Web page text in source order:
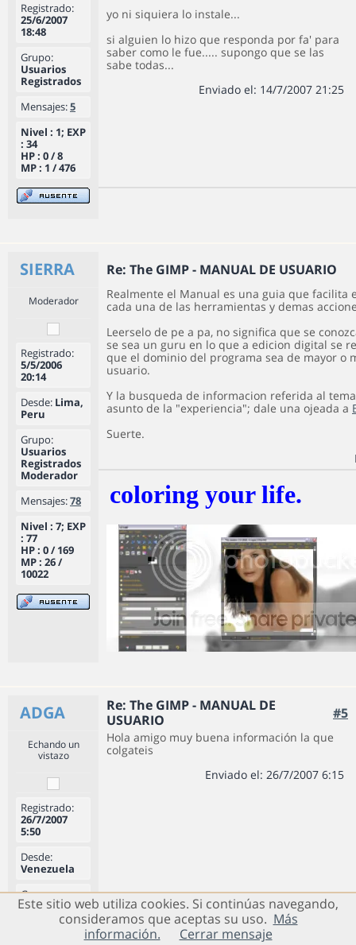
Registrado:
25/6/2007
18:48
Grupo:
Usuarios
Registrados
Mensajes:5
Nivel : 1; EXP
: 34
HP : 0 / 8
MP : 1 / 476
yo ni siquiera lo instale...
si alguien lo hizo que responda por fa' para
saber como le fue..... supongo que se las
sabe todas...
Enviado el: 14/7/2007 21:25
SIERRA Re: The GIMP - MANUAL DE USUARIO
Moderador
Registrado:
5/5/2006
20:14
Desde: Lima,
Peru
Grupo:
Usuarios
Registrados
Moderador
Mensajes:78
Nivel : 7; EXP
: 77
HP : 0 / 169
MP : 26 /
10022
Realmente el Manual es una guia que facilita
cada una de las herramientas y demas
Leerselo de pe a pa, no significa que se
se sea un guru en lo que a edicion digital se
que el dominio del programa sea de mayor o
usuario.
Y la busqueda de informacion referida al
asunto de la "experiencia"; dale una ojeada a
Suerte.
coloring your life.
ADGA
Re: The GIMP - MANUAL DE
USUARIO
#5
Echando un
vistazo
Registrado:
26/7/2007
5:50
Desde:
Venezuela
Grupo:
Usuarios
Registrados
Hola amigo muy buena información la que
colgateis
Enviado el: 26/7/2007 6:15
Este sitio web utiliza cookies. Si continúas navegando,
consideramos que aceptas su uso. Más
información.
Cerrar mensaje